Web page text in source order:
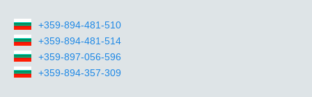
+359-894-481-510
+359-894-481-514
+359-897-056-596
+359-894-357-309